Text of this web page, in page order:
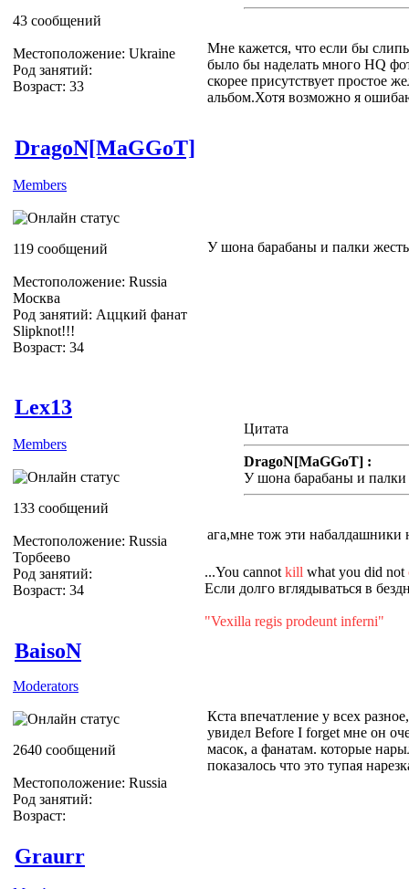
43 сообщений
Местоположение: Ukraine
Род занятий:
Возраст: 33
Мне кажется, что если бы
было бы наделать много HQ
скорее присутствует простое
альбом.Хотя возможно я
DragoN[MaGGoT]
Members
119 сообщений
Местоположение: Russia
Москва
Род занятий: Аццкий фанат
Slipknot!!!
Возраст: 34
У шона барабаны и палки жесть
Lex13
Members
133 сообщений
Местоположение: Russia
Торбеево
Род занятий:
Возраст: 34
Цитата
DragoN[MaGGoT] :
У шона барабаны и палки
ага,мне тож эти набалдашники
...You cannot kill what you did not
Если долго вглядываться в
"Vexilla regis prodeunt inferni"
BaisoN
Moderators
2640 сообщений
Местоположение: Russia
Род занятий:
Возраст:
Кста впечатление у всех
увидел Before I forget мне он
масок, а фанатам. которые
показалось что это тупая
Graurr